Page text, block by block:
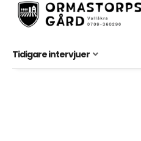
Tidigare intervjuer